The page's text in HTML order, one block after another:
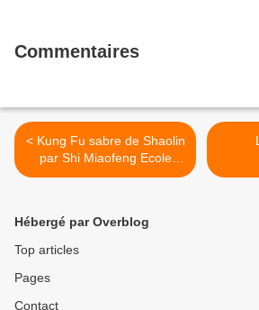
Commentaires
< Kung Fu sabre de Shaolin
par Shi Miaofeng Ecole
d'art matiaux
Hébergé par Overblog
Top articles
Pages
Contact